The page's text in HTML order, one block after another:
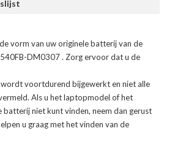
vorm van uw originele batterij van de
DM0307. Zorg ervoor dat u de
voortdurend bijgewerkt en niet alle
Als u het laptopmodel of het
batterij niet kunt vinden, neem dan gerust
u graag met het vinden van de